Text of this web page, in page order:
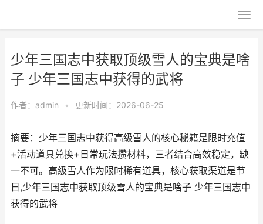
少年三国志中获取顶级雪人的宝典是啥
子 少年三国志中获得的武将
作者： admin • 更新时间：2026-06-25
摘要：少年三国志中获得高级雪人的核心秘籍是限时充值
+活动道具兑换+日常玩法攒材料，三者结合高效稳定，缺
一不可。高级雪人作为限时稀有道具，核心获取渠道是节
日,少年三国志中获取顶级雪人的宝典是啥子 少年三国志中
获得的武将